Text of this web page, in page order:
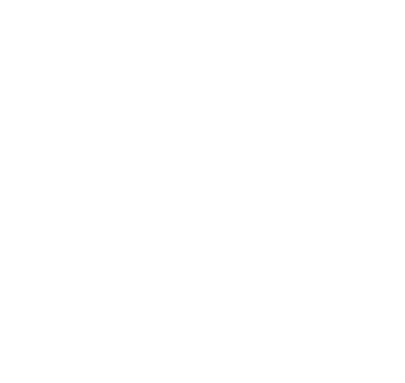
j’ai toujours mis de côté :
quelle peut être la
complète sur le sujet en fin d’article.